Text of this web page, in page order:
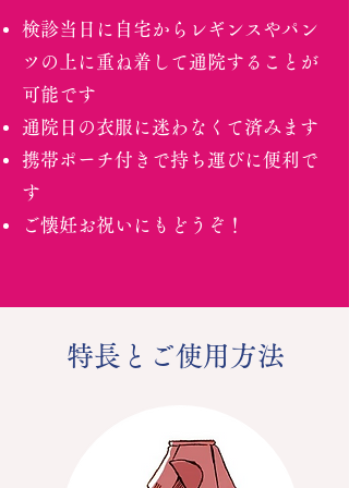
検診当日に自宅からレギンスやパン
ツの上に重ね着して通院することが
可能です
通院日の衣服に迷わなくて済みます
携帯ポーチ付きで持ち運びに便利で
す
ご懐妊お祝いにもどうぞ！
特長とご使用方法